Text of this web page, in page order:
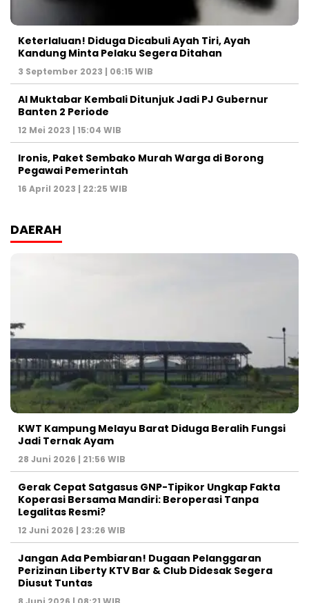
Keterlaluan! Diduga Dicabuli Ayah Tiri, Ayah
Kandung Minta Pelaku Segera Ditahan
3 September 2023 | 06:15 WIB
Al Muktabar Kembali Ditunjuk Jadi PJ Gubernur
Banten 2 Periode
12 Mei 2023 | 15:04 WIB
Ironis, Paket Sembako Murah Warga di Borong
Pegawai Pemerintah
16 April 2023 | 22:25 WIB
DAERAH
KWT Kampung Melayu Barat Diduga Beralih Fungsi
Jadi Ternak Ayam
28 Juni 2026 | 21:56 WIB
Gerak Cepat Satgasus GNP-Tipikor Ungkap Fakta
Koperasi Bersama Mandiri: Beroperasi Tanpa
Legalitas Resmi?
12 Juni 2026 | 23:26 WIB
Jangan Ada Pembiaran! Dugaan Pelanggaran
Perizinan Liberty KTV Bar & Club Didesak Segera
Diusut Tuntas